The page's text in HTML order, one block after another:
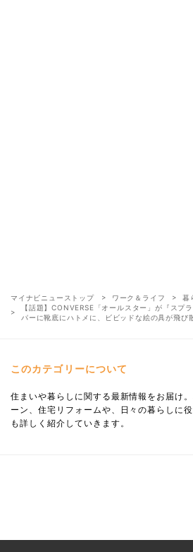
マイナビニューストップ ワーク＆ライフ
暮
【話題】CONVERSE「オールスター」が『スプ
パーに靴底にハトメに、ビビッドな絵の具が飛び
このカテゴリーについて
住まいや暮らしに関する最新情報をお届け
ーン、住宅リフォームや、日々の暮らしに
も詳しく紹介していきます。